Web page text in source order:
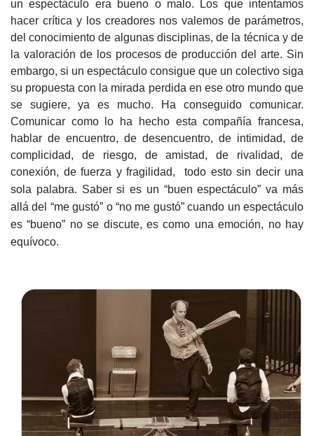
un espectáculo era bueno o malo. Los que intentamos
hacer crítica y los creadores nos valemos de parámetros,
del conocimiento de algunas disciplinas, de la técnica y de
la valoración de los procesos de producción del arte. Sin
embargo, si un espectáculo consigue que un colectivo siga
su propuesta con la mirada perdida en ese otro mundo que
se sugiere, ya es mucho. Ha conseguido comunicar.
Comunicar como lo ha hecho esta compañía francesa,
hablar de encuentro, de desencuentro, de intimidad, de
complicidad, de riesgo, de amistad, de rivalidad, de
conexión, de fuerza y fragilidad, todo esto sin decir una
sola palabra. Saber si es un “buen espectáculo” va más
allá del “me gustó” o “no me gustó” cuando un espectáculo
es “bueno” no se discute, es como una emoción, no hay
equívoco.